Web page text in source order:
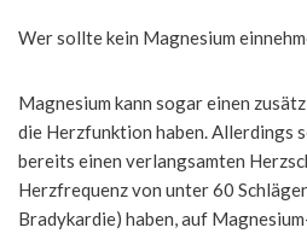
Wer sollte kein Magnesium
Magnesium kann sogar einen
die Herzfunktion haben. Allerdings
bereits einen verlangsamten
Herzfrequenz von unter 60
Bradykardie) haben, auf